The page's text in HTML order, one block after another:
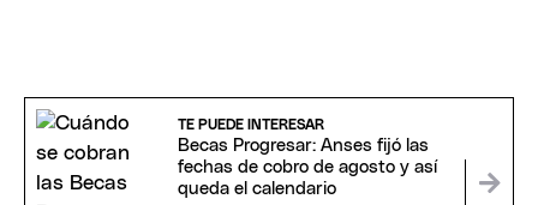
TE PUEDE INTERESAR
Becas Progresar: Anses fijó las
fechas de cobro de agosto y así
queda el calendario